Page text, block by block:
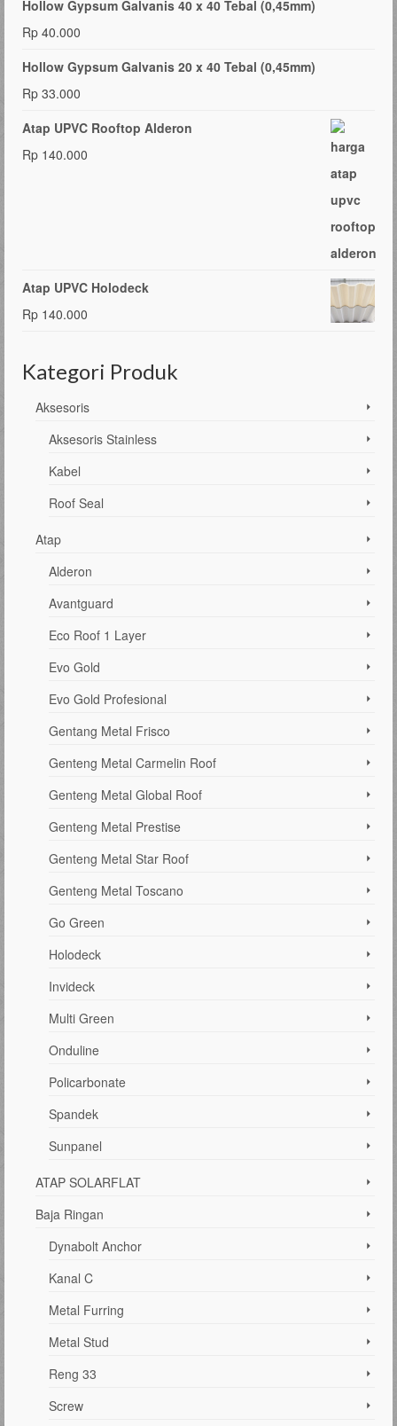
Hollow Gypsum Galvanis 40 x 40 Tebal (0,45mm)
Rp 40.000
Hollow Gypsum Galvanis 20 x 40 Tebal (0,45mm)
Rp 33.000
Atap UPVC Rooftop Alderon
Rp 140.000
Atap UPVC Holodeck
Rp 140.000
Kategori Produk
Aksesoris
Aksesoris Stainless
Kabel
Roof Seal
Atap
Alderon
Avantguard
Eco Roof 1 Layer
Evo Gold
Evo Gold Profesional
Gentang Metal Frisco
Genteng Metal Carmelin Roof
Genteng Metal Global Roof
Genteng Metal Prestise
Genteng Metal Star Roof
Genteng Metal Toscano
Go Green
Holodeck
Invideck
Multi Green
Onduline
Policarbonate
Spandek
Sunpanel
ATAP SOLARFLAT
Baja Ringan
Dynabolt Anchor
Kanal C
Metal Furring
Metal Stud
Reng 33
Screw